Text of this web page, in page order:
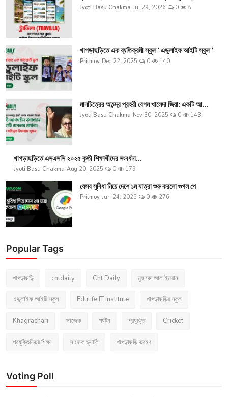
Jyoti Basu Chakma Jul 29, 2026 0 8
খাগড়াছড়িতে এক ব্যতিক্রমী স্কুল ‘ এডুলাইফ আইটি স্কুল ’
Pritmoy Dec 22, 2025 0 140
মানচিত্রের অতন্দ্র প্রহরী বেগম খালেদা জিয়া: একটি আ...
Jyoti Basu Chakma Nov 30, 2025 0 143
খাগড়াছড়িতে এসএসসি ২০২৫ কৃতী শিক্ষার্থীদের সংবর্ধনা...
Jyoti Basu Chakma Aug 20, 2025 0 179
যেসব সুবিধা নিয়ে দেশে ১ম যাত্রা শুরু করলো গুগল পে
Pritmoy Jun 24, 2025 0 276
Popular Tags
খাগড়াছড়ি chtdaily Cht Daily মুহাম্মদ আল ইমরান
এডুলাইফ আইটি স্কুল Edulife IT institute খাগড়াছড়ির স্কুল
Khagrachari সাজেক পর্যটন প্রযুক্তি Cricket
প্রযুক্তিনির্ভর শিক্ষা সাজেক ভ্যালি খাগড়াছড়ি ভ্রমণ
Voting Poll